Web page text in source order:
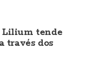
Lilium tende
través dos